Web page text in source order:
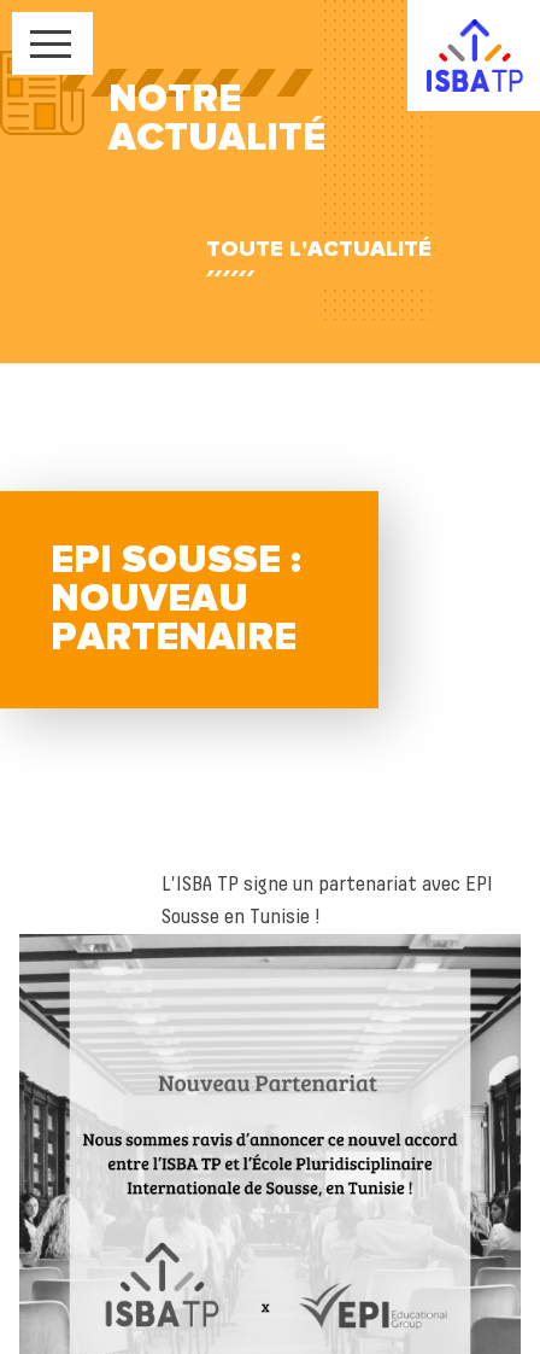
NOTRE
ACTUALITÉ
TOUTE L'ACTUALITÉ
EPI SOUSSE :
NOUVEAU
PARTENAIRE
L'ISBA TP signe un partenariat avec EPI
Sousse en Tunisie !